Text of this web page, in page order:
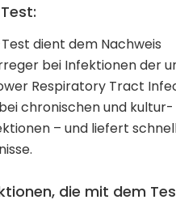
:
Test dient dem Nachweis
bei Infektionen der
Respiratory Tract
chronischen und kultur-
– und liefert
die mit dem